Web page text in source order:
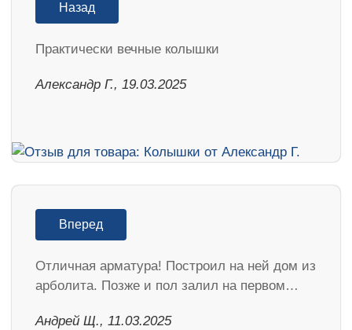
Назад
Практически вечные колышки
Александр Г., 19.03.2025
Вперед
Отличная арматура! Построил на ней дом из
арболита. Позже и пол залил на первом…
Андрей Щ., 11.03.2025